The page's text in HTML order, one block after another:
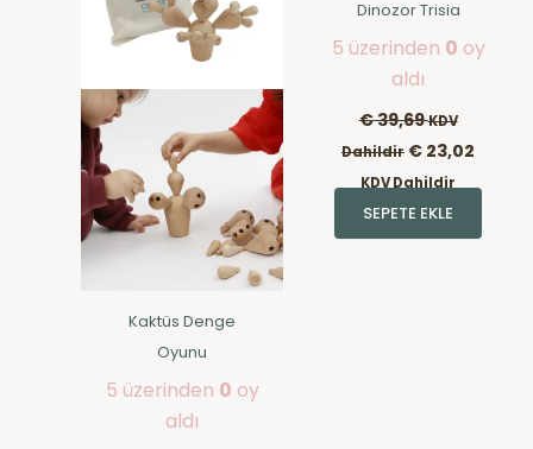
Kaktüs Denge
Oyunu
5 üzerinden 0 oy
aldı
Dinozor Trisia
5 üzerinden 0 oy
aldı
€39,69KDV
Dahildir € 23,02
KDV Dahildir
SEPETE EKLE